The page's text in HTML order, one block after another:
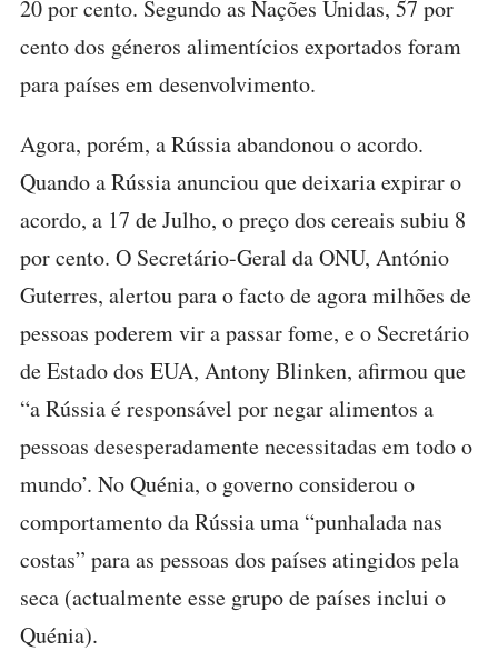
20 por cento. Segundo as Nações Unidas, 57 por
cento dos géneros alimentícios exportados foram
para países em desenvolvimento.
Agora, porém, a Rússia abandonou o acordo.
Quando a Rússia anunciou que deixaria expirar o
acordo, a 17 de Julho, o preço dos cereais subiu 8
por cento. O Secretário-Geral da ONU, António
Guterres, alertou para o facto de agora milhões de
pessoas poderem vir a passar fome, e o Secretário
de Estado dos EUA, Antony Blinken, afirmou que
“a Rússia é responsável por negar alimentos a
pessoas desesperadamente necessitadas em todo o
mundo’. No Quénia, o governo considerou o
comportamento da Rússia uma “punhalada nas
costas” para as pessoas dos países atingidos pela
seca (actualmente esse grupo de países inclui o
Quénia).